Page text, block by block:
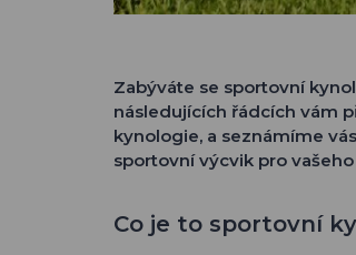
Zabýváte se sportovní
následujících řádcích vám
kynologie, a seznámíme
sportovní výcvik pro
Co je to sportovní